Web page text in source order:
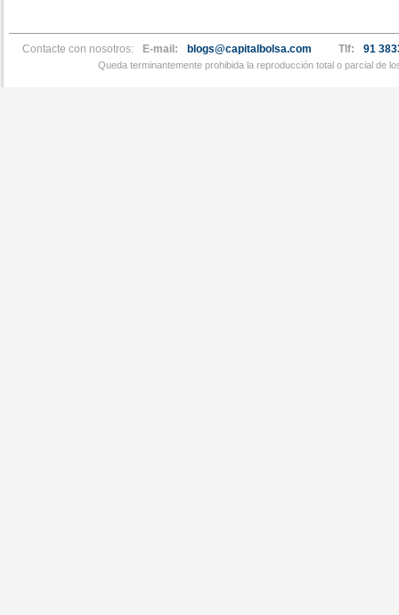
Contacte con nosotros: E-mail: blogs@capitalbolsa.com Tlf: 91
Queda terminantemente prohibida la reproducción total o parcial de